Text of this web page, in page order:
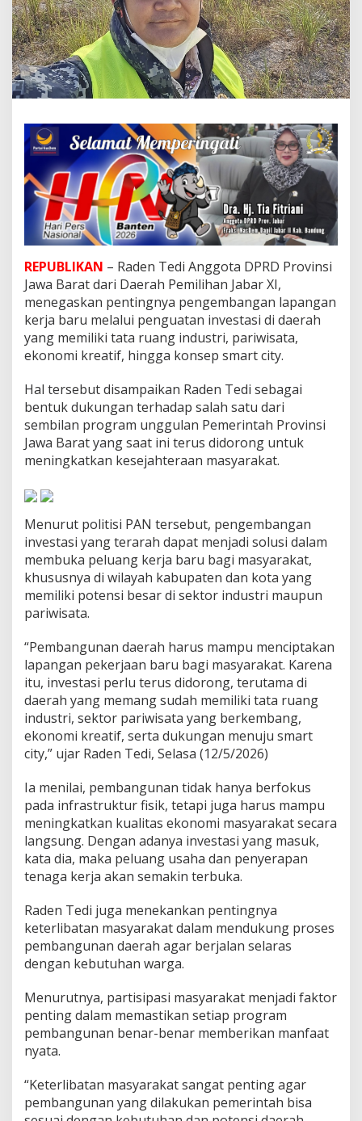
n
S
m
a
r
C
t
y
,
R
a
d
n
T
d
i
T
e
k
a
n
a
n
P
e
n
t
y
a
P
e
n
g
b
a
n
g
a
n
a
n
g
a
n
K
e
r
a
B
a
r
u
REPUBLIKAN – Raden Tedi Anggota DPRD Provinsi
Jawa Barat dari Daerah Pemilihan Jabar XI,
menegaskan pentingnya pengembangan lapangan
kerja baru melalui penguatan investasi di daerah
yang memiliki tata ruang industri, pariwisata,
ekonomi kreatif, hingga konsep smart city.
Hal tersebut disampaikan Raden Tedi sebagai
bentuk dukungan terhadap salah satu dari
sembilan program unggulan Pemerintah Provinsi
Jawa Barat yang saat ini terus didorong untuk
meningkatkan kesejahteraan masyarakat.
Menurut politisi PAN tersebut, pengembangan
investasi yang terarah dapat menjadi solusi dalam
membuka peluang kerja baru bagi masyarakat,
khususnya di wilayah kabupaten dan kota yang
memiliki potensi besar di sektor industri maupun
pariwisata.
“Pembangunan daerah harus mampu menciptakan
lapangan pekerjaan baru bagi masyarakat. Karena
itu, investasi perlu terus didorong, terutama di
daerah yang memang sudah memiliki tata ruang
industri, sektor pariwisata yang berkembang,
ekonomi kreatif, serta dukungan menuju smart
city,” ujar Raden Tedi, Selasa (12/5/2026)
Ia menilai, pembangunan tidak hanya berfokus
pada infrastruktur fisik, tetapi juga harus mampu
meningkatkan kualitas ekonomi masyarakat secara
langsung. Dengan adanya investasi yang masuk,
kata dia, maka peluang usaha dan penyerapan
tenaga kerja akan semakin terbuka.
Raden Tedi juga menekankan pentingnya
keterlibatan masyarakat dalam mendukung proses
pembangunan daerah agar berjalan selaras
dengan kebutuhan warga.
Menurutnya, partisipasi masyarakat menjadi faktor
penting dalam memastikan setiap program
pembangunan benar-benar memberikan manfaat
nyata.
“Keterlibatan masyarakat sangat penting agar
pembangunan yang dilakukan pemerintah bisa